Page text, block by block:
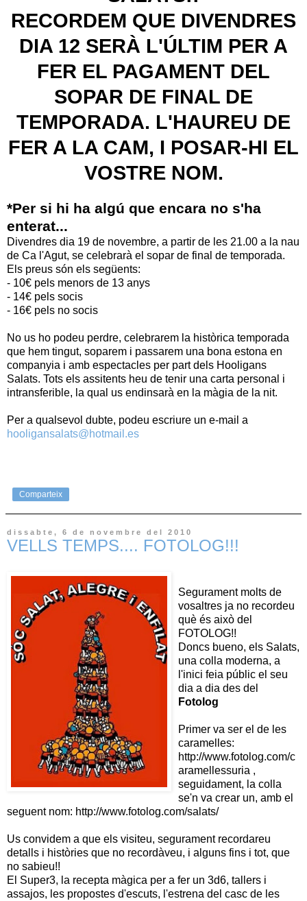
RECORDEM QUE DIVENDRES
DIA 12 SERÀ L'ÚLTIM PER A
FER EL PAGAMENT DEL
SOPAR DE FINAL DE
TEMPORADA. L'HAUREU DE
FER A LA CAM, I POSAR-HI EL
VOSTRE NOM.
*Per si hi ha algú que encara no s'ha
enterat...
Divendres dia 19 de novembre, a partir de les 21.00 a la nau
de Ca l'Agut, se celebrarà el sopar de final de temporada.
Els preus són els següents:
- 10€ pels menors de 13 anys
- 14€ pels socis
- 16€ pels no socis
No us ho podeu perdre, celebrarem la històrica temporada
que hem tingut, soparem i passarem una bona estona en
companyia i amb espectacles per part dels Hooligans
Salats. Tots els assitents heu de tenir una carta personal i
intransferible, la qual us endinsarà en la màgia de la nit.
Per a qualsevol dubte, podeu escriure un e-mail a
hooligansalats@hotmail.es
Comparteix
dissabte, 6 de novembre del 2010
VELLS TEMPS.... FOTOLOG!!!
Segurament molts de
vosaltres ja no recordeu
què és això del
FOTOLOG!!
Doncs bueno, els Salats,
una colla moderna, a
l'inici feia públic el seu
dia a dia des del
Fotolog
Primer va ser el de les
caramelles:
http://www.fotolog.com/c
aramellessuria ,
seguidament, la colla
se'n va crear un, amb el
seguent nom: http://www.fotolog.com/salats/
Us convidem a que els visiteu, segurament recordareu
detalls i històries que no recordàveu, i alguns fins i tot, que
no sabieu!!
El Super3, la recepta màgica per a fer un 3d6, tallers i
assajos, les propostes d'escuts, l'estrena del casc de les